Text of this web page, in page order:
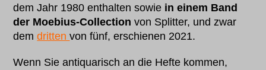
dem Jahr 1980 enthalten sowie in einem Band
der Moebius-Collectionvon Splitter, und zwar
demdrittenvon fünf, erschienen 2021.
Wenn Sie antiquarisch an die Hefte kommen,